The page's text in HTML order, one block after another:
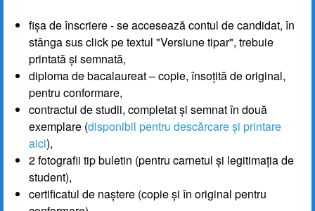
fișa de înscriere - se accesează contul de candidat, în
stânga sus click pe textul "Versiune tipar", trebuie
printată și semnată,
diploma de bacalaureat – copie, însoțită de original,
pentru conformare,
contractul de studii, completat și semnat în două
exemplare (disponibil pentru descărcare și printare
aici),
2 fotografii tip buletin (pentru carnetul și legitimația de
student),
certificatul de naștere (copie și în original pentru